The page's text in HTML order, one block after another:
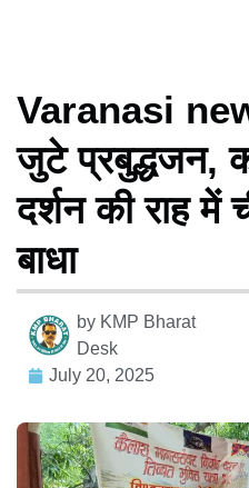
Varanasi
जुटे प्रबुद्धजन,
दर्शन की राह में
बाधा
by KMP Bharat
Desk
July 20, 2025